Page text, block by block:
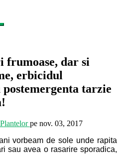
frumoase, dar si
erbicidul
tarzie
pe nov. 03, 2017
vorbeam de sole unde rapita
sau avea o rasarire sporadica,